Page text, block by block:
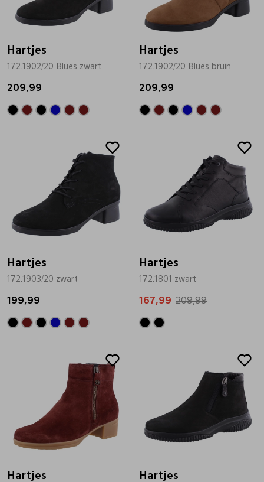
Hartjes
172.1902/20 Blues zwart
209,99
Hartjes
172.1902/20 Blues bruin
209,99
Hartjes
172.1903/20 zwart
199,99
Hartjes
172.1801 zwart
167,99 209,99
Hartjes Hartjes